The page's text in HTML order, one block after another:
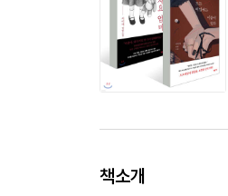
책소개